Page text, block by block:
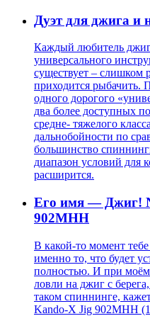
Дуэт для джига и
Каждый любитель
универсального
существует – слишком
приходится рыбачить.
одного дорогого
два более доступных
средне- тяжелого
дальнобойности по
большинство
диапазон условий для
расширится.
Его имя — Джиг!
902MHH
В какой-то момент
именно то, что будет
полностью. И при
ловли на джиг с
таком спиннинге,
Kando-X Jig 902MHH